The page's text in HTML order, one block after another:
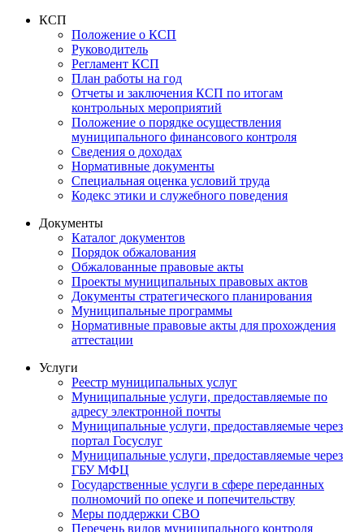
КСП
Положение о КСП
Руководитель
Регламент КСП
План работы на год
Отчеты и заключения КСП по итогам
контрольных мероприятий
Положение о порядке осуществления
муниципального финансового контроля
Сведения о доходах
Нормативные документы
Специальная оценка условий труда
Кодекс этики и служебного поведения
Документы
Каталог документов
Порядок обжалования
Обжалованные правовые акты
Проекты муниципальных правовых актов
Документы стратегического планирования
Муниципальные программы
Нормативные правовые акты для прохождения
аттестации
Услуги
Реестр муниципальных услуг
Муниципальные услуги, предоставляемые по
адресу электронной почты
Муниципальные услуги, предоставляемые через
портал Госуслуг
Муниципальные услуги, предоставляемые через
ГБУ МФЦ
Государственные услуги в сфере переданных
полномочий по опеке и попечительству
Меры поддержки СВО
Перечень видов муниципального контроля